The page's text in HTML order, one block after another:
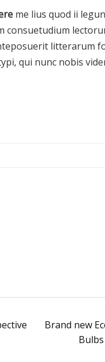
me lius quod ii
consuetudium
litterarum
qui nunc nobis
Brand new
Bulbs